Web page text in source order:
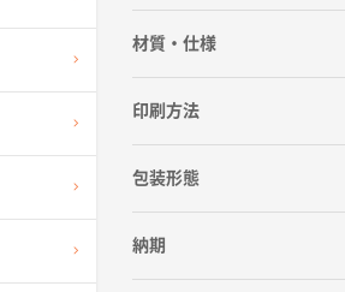
材質・仕様
印刷方法
包装形態
納期